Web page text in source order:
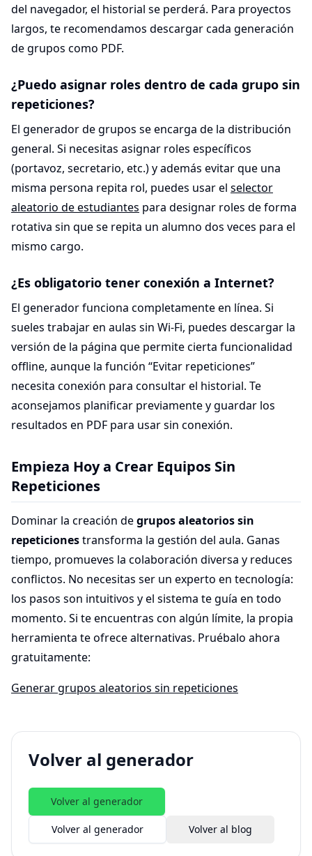
del navegador, el historial se perderá. Para proyectos
largos, te recomendamos descargar cada generación
de grupos como PDF.
¿Puedo asignar roles dentro de cada grupo sin
repeticiones?
El generador de grupos se encarga de la distribución
general. Si necesitas asignar roles específicos
(portavoz, secretario, etc.) y además evitar que una
misma persona repita rol, puedes usar el selector
aleatorio de estudiantes para designar roles de forma
rotativa sin que se repita un alumno dos veces para el
mismo cargo.
¿Es obligatorio tener conexión a Internet?
El generador funciona completamente en línea. Si
sueles trabajar en aulas sin Wi‑Fi, puedes descargar la
versión de la página que permite cierta funcionalidad
offline, aunque la función “Evitar repeticiones”
necesita conexión para consultar el historial. Te
aconsejamos planificar previamente y guardar los
resultados en PDF para usar sin conexión.
Empieza Hoy a Crear Equipos Sin
Repeticiones
Dominar la creación degrupos aleatorios sin
repeticionestransforma la gestión del aula. Ganas
tiempo, promueves la colaboración diversa y reduces
conflictos. No necesitas ser un experto en tecnología:
los pasos son intuitivos y el sistema te guía en todo
momento. Si te encuentras con algún límite, la propia
herramienta te ofrece alternativas. Pruébalo ahora
gratuitamente:
Generar grupos aleatorios sin repeticiones
Volver al generador
Volver al generador
Volver al generador Volver al blog